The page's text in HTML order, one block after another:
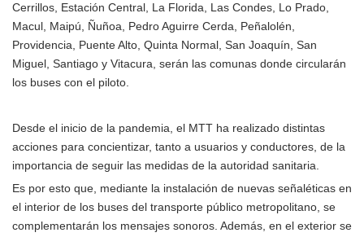
Cerrillos, Estación Central, La Florida, Las Condes, Lo Prado,
Macul, Maipú, Ñuñoa, Pedro Aguirre Cerda, Peñalolén,
Providencia, Puente Alto, Quinta Normal, San Joaquín, San
Miguel, Santiago y Vitacura, serán las comunas donde circularán
los buses con el piloto.
Desde el inicio de la pandemia, el MTT ha realizado distintas
acciones para concientizar, tanto a usuarios y conductores, de la
importancia de seguir las medidas de la autoridad sanitaria.
Es por esto que, mediante la instalación de nuevas señaléticas en
el interior de los buses del transporte público metropolitano, se
complementarán los mensajes sonoros. Además, en el exterior se